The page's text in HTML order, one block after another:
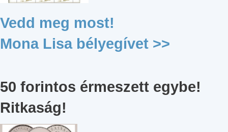
Vedd meg most!
Mona Lisa bélyegívet >>
50 forintos érmeszett egybe!
Ritkaság!